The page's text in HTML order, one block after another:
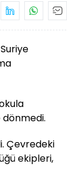
dönmedi.
Çevredeki
ekipleri,